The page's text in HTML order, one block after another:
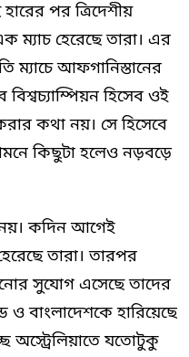
পর ত্রিদেশীয়
হেরেছে তারা। এর
ম্যাচে আফগানিস্তানের
হিসেব ওই
কথা নয়। সে হিসেবে
কিছুটা হলেও নড়বড়ে
কদিন আগেই
তারা। তারপর
সুযোগ এসেছে তাদের
ও বাংলাদেশকে হারিয়েছে
অস্ট্রেলিয়াতে যতোটুকু